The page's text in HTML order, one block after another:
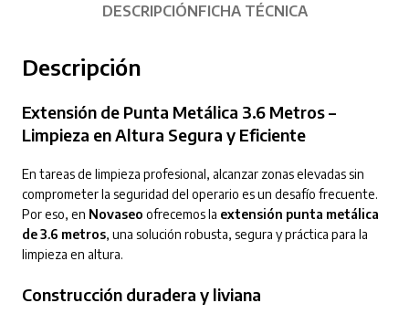
DESCRIPCIÓNFICHA TÉCNICA
Descripción
Extensión de Punta Metálica 3.6 Metros –
Limpieza en Altura Segura y Eficiente
En tareas de limpieza profesional, alcanzar zonas elevadas sin
comprometer la seguridad del operario es un desafío frecuente.
Por eso, en Novaseo ofrecemos la extensión punta metálica
de 3.6 metros, una solución robusta, segura y práctica para la
limpieza en altura.
Construcción duradera y liviana